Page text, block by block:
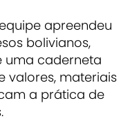
apreendeu
bolivianos,
uma caderneta
valores, materiais
a prática de